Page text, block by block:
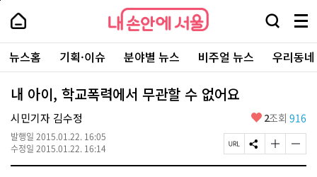
본
로
가
내
손
안
에
서
울
-
서
울
시
대
표
소
내
손
에
울
검
창
열
기
메
뉴
전
체
보
주
요
서
뉴스홈 기획·이슈 분야별 뉴스 비주얼 뉴스 우리동
내 아이, 학교폭력에서 무관할 수 없어요
시민기자 김수정
발행일 2015.01.22. 16:05
수정일 2015.01.22. 16:14
좋
요
2조회 916
페
이
S
N
글
자
글
자
페
상
단
로